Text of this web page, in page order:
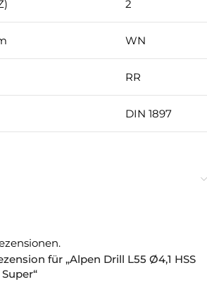
2
WN
RR
DIN 1897
für „Alpen Drill L55 Ø4,1 HSS